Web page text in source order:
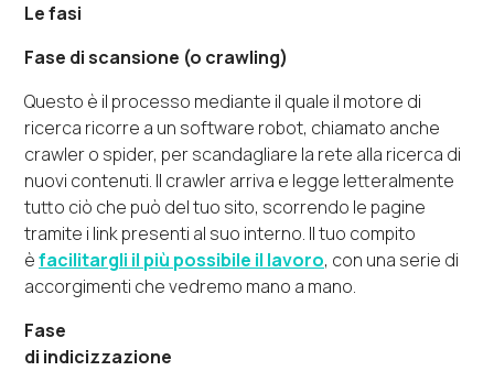
Le fasi
Fase di scansione (o crawling)
Questo è il processo mediante il quale il motore di
ricerca ricorre a un software robot, chiamato anche
crawler o spider, per scandagliare la rete alla ricerca di
nuovi contenuti. Il crawler arriva e legge letteralmente
tutto ciò che può del tuo sito, scorrendo le pagine
tramite i link presenti al suo interno. Il tuo compito
èfacilitargli il più possibile il lavoro, con una serie di
accorgimenti che vedremo mano a mano.
Fase
di indicizzazione